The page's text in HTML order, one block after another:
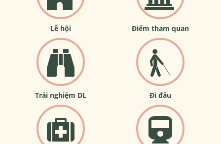
Lễ hội Điểm tham quan
Trải nghiệm DL Đi đâu